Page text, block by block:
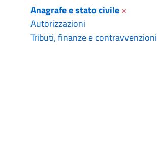
Anagrafe e stato civile×
Autorizzazioni
Tributi, finanze e contravvenzioni